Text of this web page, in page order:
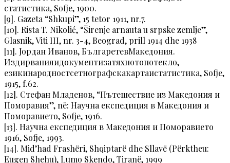
статистика, Sofje, 1900.
[9]. Gazeta “Shkupi”, 15 tetor 1911, nr.7.
[10]. Rista T. Nikolić, “Širenje arnauta u srpske zemlje”,
Glasnik, Viti III, nr. 3-4, Beograd, prill 1914 dhe 1938
[11]. Јордан Иванов, БългаретевМакедония.
Издирванияидокументизатяхнотопотекло,
езикинародностсетнографскакартаистатистика, Sofje,
1915, f.62.
[12]. Стефан Младенов, “Пътешествие из Македония и
Поморавия”, në: Научна експедиция в Македония и
Поморавието, Sofje, 1916.
[13]. Научна експедиция в Македония и Поморавието
1916, Sofje, 1993.
[14]. Mid’had Frashëri, Shqiptarë dhe Sllavë (Përktheu:
Eugen Shehu), Lumo Skendo, Tiranë, 1999